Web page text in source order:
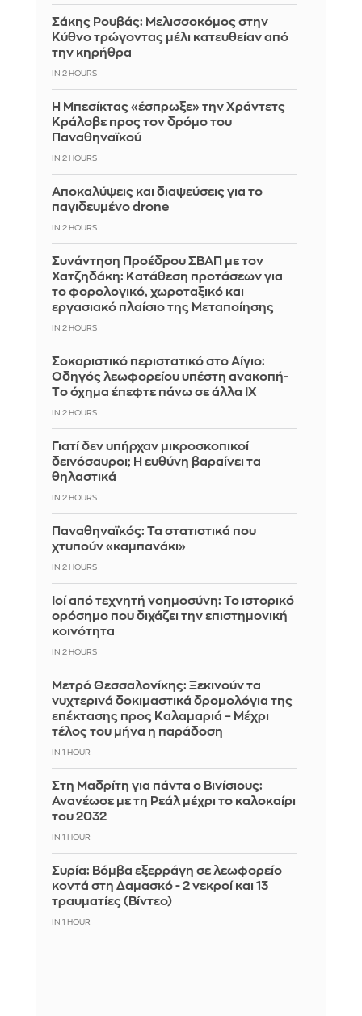
Σάκης Ρουβάς: Μελισσοκόμος στην
Κύθνο τρώγοντας μέλι κατευθείαν από
την κηρήθρα
IN 2 HOURS
Η Μπεσίκτας «έσπρωξε» την Χράντετς
Κράλοβε προς τον δρόμο του
Παναθηναϊκού
IN 2 HOURS
Αποκαλύψεις και διαψεύσεις για το
παγιδευμένο drone
IN 2 HOURS
Συνάντηση Προέδρου ΣΒΑΠ με τον
Χατζηδάκη: Κατάθεση προτάσεων για
το φορολογικό, χωροταξικό και
εργασιακό πλαίσιο της Μεταποίησης
IN 2 HOURS
Σοκαριστικό περιστατικό στο Αίγιο:
Οδηγός λεωφορείου υπέστη ανακοπή-
Tο όχημα έπεφτε πάνω σε άλλα ΙΧ
IN 2 HOURS
Γιατί δεν υπήρχαν μικροσκοπικοί
δεινόσαυροι; Η ευθύνη βαραίνει τα
θηλαστικά
IN 2 HOURS
Παναθηναϊκός: Τα στατιστικά που
χτυπούν «καμπανάκι»
IN 2 HOURS
Ιοί από τεχνητή νοημοσύνη: Το ιστορικό
ορόσημο που διχάζει την επιστημονική
κοινότητα
IN 2 HOURS
Μετρό Θεσσαλονίκης: Ξεκινούν τα
νυχτερινά δοκιμαστικά δρομολόγια της
επέκτασης προς Καλαμαριά – Μέχρι
τέλος του μήνα η παράδοση
IN 1 HOUR
Στη Μαδρίτη για πάντα ο Βινίσιους:
Ανανέωσε με τη Ρεάλ μέχρι το καλοκαίρι
του 2032
IN 1 HOUR
Συρία: Βόμβα εξερράγη σε λεωφορείο
κοντά στη Δαμασκό - 2 νεκροί και 13
τραυματίες (Βίντεο)
IN 1 HOUR